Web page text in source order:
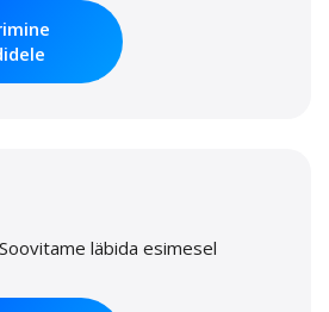
Soovitame läbida esimesel